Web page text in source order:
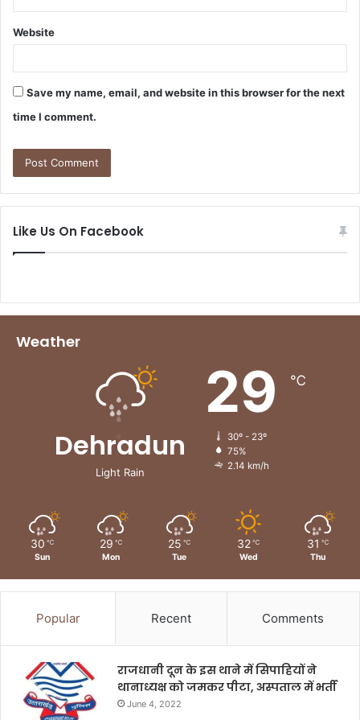
Website
Save my name, email, and website in this browser for the next
time I comment.
Like Us On Facebook
Weather
Dehradun
Light Rain
29 ℃
30º - 23º
75%
2.14 km/h
30 ℃
Sun
29 ℃
Mon
25 ℃
Tue
32 ℃
Wed
31 ℃
Thu
Popular Recent Comments
राजधानी दून के इस थाने में सिपाहियों ने
थानाध्यक्ष को जमकर पीटा, अस्पताल में भर्ती
June 4, 2022